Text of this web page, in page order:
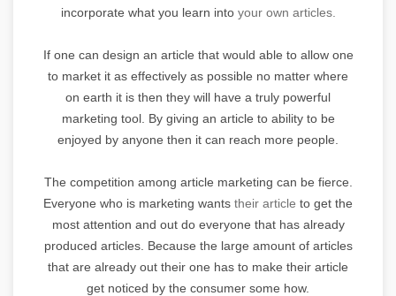
incorporate what you learn intoyour own articles.
If one can design an article that would able to allow one
to market it as effectively as possible no matter where
on earth it is then they will have a truly powerful
marketing tool. By giving an article to ability to be
enjoyed by anyone then it can reach more people.
The competition among article marketing can be fierce.
Everyone who is marketing wants their article to get the
most attention and out do everyone that has already
produced articles. Because the large amount of articles
that are already out their one has to make their article
get noticed by the consumer some how.